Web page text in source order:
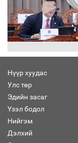
Нүүр хуудас
Улс төр
Эдийн засаг
Үзэл бодол
Нийгэм
Дэлхий